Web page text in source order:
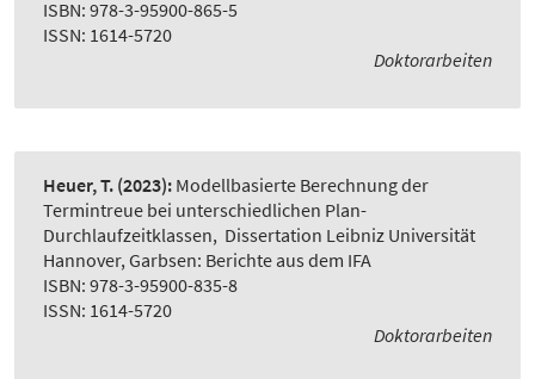
ISBN: 978-3-95900-865-5
ISSN: 1614-5720
Doktorarbeiten
Heuer, T. (2023): Modellbasierte Berechnung der
Termintreue bei unterschiedlichen Plan-
Durchlaufzeitklassen, Dissertation Leibniz Universität
Hannover, Garbsen: Berichte aus dem IFA
ISBN: 978-3-95900-835-8
ISSN: 1614-5720
Doktorarbeiten